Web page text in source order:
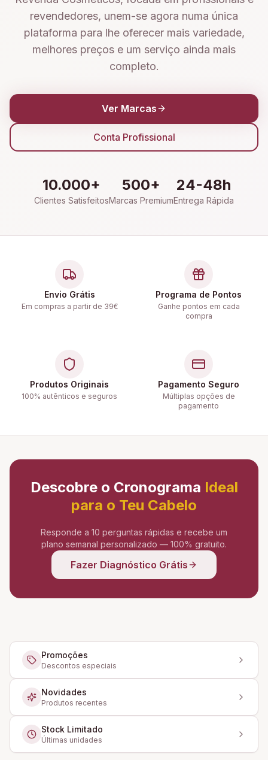
revendedores, unem-se agora numa única
plataforma para lhe oferecer mais variedade,
melhores preços e um serviço ainda mais
completo.
Ver Marcas
Conta Profissional
10.000+
Clientes Satisfeitos
500+
Marcas Premium
24-48h
Entrega Rápida
Envio Grátis
Em compras a partir de 39€
Programa de Pontos
Ganhe pontos em cada
compra
Produtos Originais
100% autênticos e seguros
Pagamento Seguro
Múltiplas opções de
pagamento
Descobre o Cronograma Ideal
para o Teu Cabelo
Responde a 10 perguntas rápidas e recebe um
plano semanal personalizado — 100% gratuito.
Fazer Diagnóstico Grátis
Promoções
Descontos especiais
Novidades
Produtos recentes
Stock Limitado
Últimas unidades